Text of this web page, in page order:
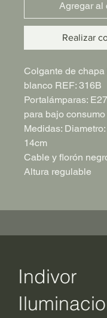
Agregar al
Realizar
Colgante de
blanco REF: 316B
Portalámparas:
para bajo
Medidas:
14cm
Cable y florón
Altura regulable
Indivor